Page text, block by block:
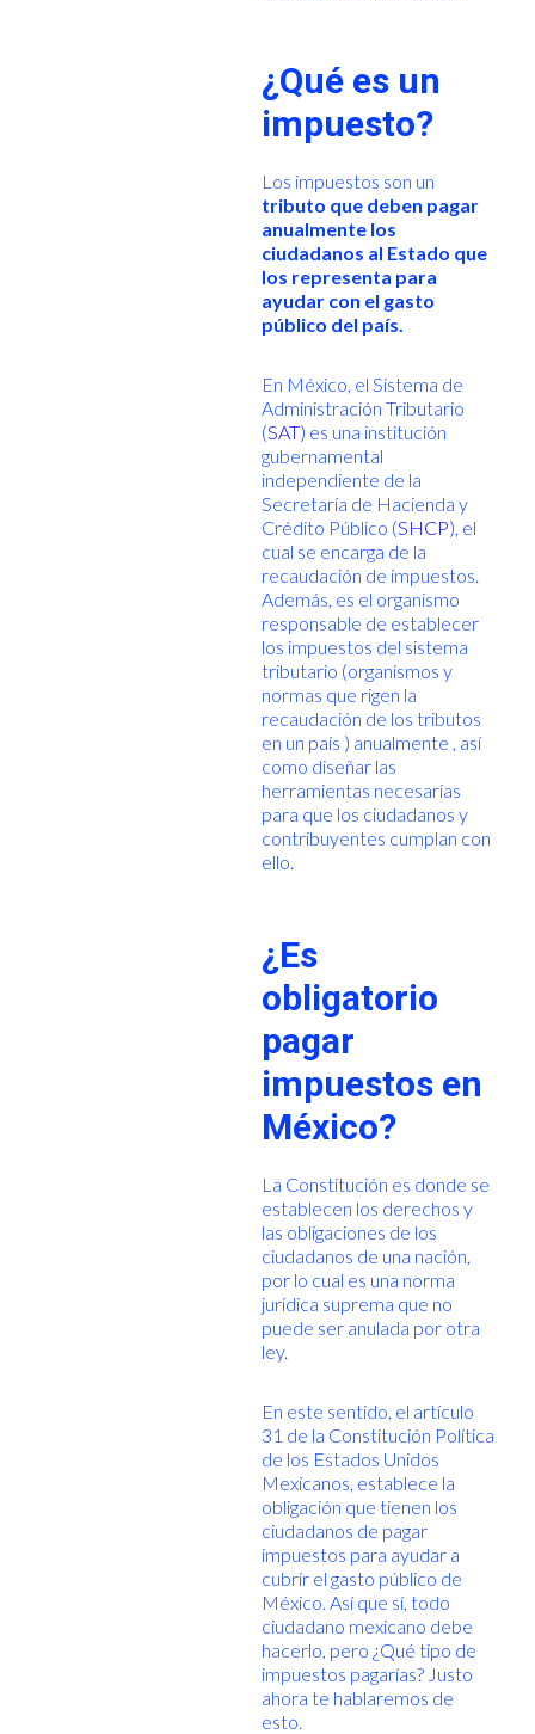
¿Qué es un
impuesto?
Los impuestos son un
tributo que deben pagar
anualmente los
ciudadanos al Estado que
los representa para
ayudar con el gasto
público del país.
En México, el Sistema de
Administración Tributario
(SAT) es una institución
gubernamental
independiente de la
Secretaría de Hacienda y
Crédito Público (SHCP), el
cual se encarga de la
recaudación de impuestos.
Además, es el organismo
responsable de establecer
los impuestos del sistema
tributario (organismos y
normas que rigen la
recaudación de los tributos
en un país ) anualmente , así
como diseñar las
herramientas necesarias
para que los ciudadanos y
contribuyentes cumplan con
ello.
¿Es
obligatorio
pagar
impuestos en
México?
La Constitución es donde se
establecen los derechos y
las obligaciones de los
ciudadanos de una nación,
por lo cual es una norma
jurídica suprema que no
puede ser anulada por otra
ley.
En este sentido, el artículo
31 de la Constitución Política
de los Estados Unidos
Mexicanos, establece la
obligación que tienen los
ciudadanos de pagar
impuestos para ayudar a
cubrir el gasto público de
México. Así que sí, todo
ciudadano mexicano debe
hacerlo, pero ¿Qué tipo de
impuestos pagarías? Justo
ahora te hablaremos de
esto.